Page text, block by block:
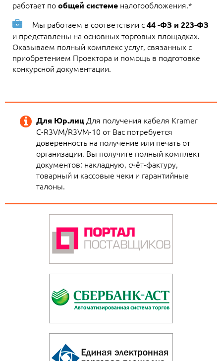
работает пообщей системе налогообложения.*
Мы работаем в соответствии с44 -ФЗ и 223-ФЗ
и представлены на основных торговых площадках.
Оказываем полный комплекс услуг, связанных с
приобретением Проектора и помощь в подготовке
конкурсной документации.
Для Юр.лицДля получения кабеля Kramer
C-R3VM/R3VM-10 от Вас потребуется
доверенность на получение или печать от
организации. Вы получите полный комплект
документов: накладную, счёт-фактуру,
товарный и кассовые чеки и гарантийные
талоны.